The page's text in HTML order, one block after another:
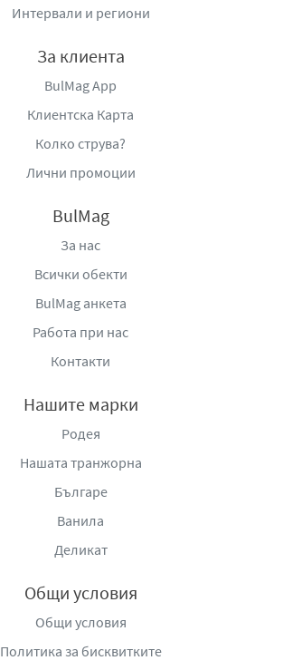
Интервали и региони
За клиента
BulMag App
Клиентска Карта
Колко струва?
Лични промоции
BulMag
За нас
Всички обекти
BulMag анкета
Работа при нас
Контакти
Нашите марки
Родея
Нашата транжорна
Българе
Ванила
Деликат
Общи условия
Общи условия
Политика за бисквитките